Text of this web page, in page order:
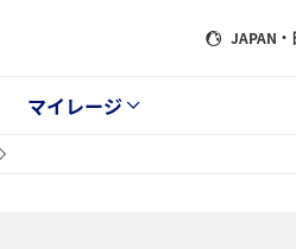
JAPAN
マイレージ